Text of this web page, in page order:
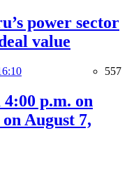
power sector
value
557
p.m. on
August 7,